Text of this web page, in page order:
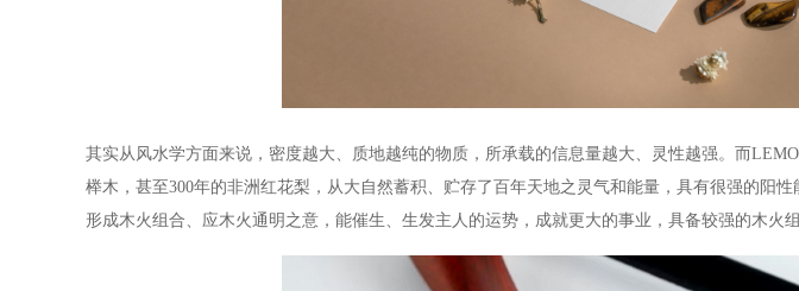
其实从风水学方面来说，密度越大、质地越纯的物质，所承载的信息量越大、灵性越强。而
榉木，甚至300年的非洲红花梨，从大自然蓄积、贮存了百年天地之灵气和能量，具有很强的阳
形成木火组合、应木火通明之意，能催生、生发主人的运势，成就更大的事业，具备较强的木火